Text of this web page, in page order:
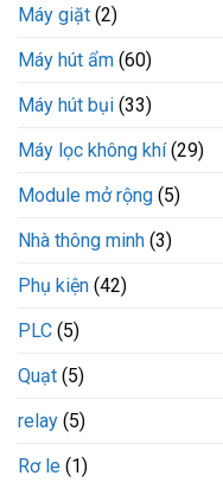
Máy giặt (2)
Máy hút ẩm (60)
Máy hút bụi (33)
Máy lọc không khí(29)
Module mở rộng (5)
Nhà thông minh (3)
Phụ kiện (42)
PLC (5)
Quạt (5)
relay (5)
Rơ le (1)